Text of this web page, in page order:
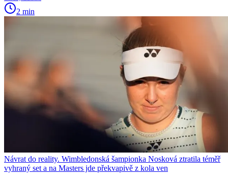
2 min
Návrat do reality. Wimbledonská šampionka Nosková ztratila téměř
vyhraný set a na Masters jde překvapivě z kola ven